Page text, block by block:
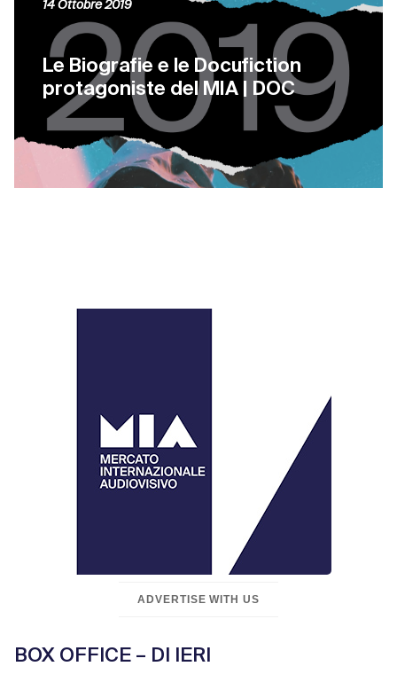
Le Biografie e le Docufiction
protagoniste del MIA | DOC
14 Ottobre 2019
ADVERTISE WITH US
BOX OFFICE – DI IERI